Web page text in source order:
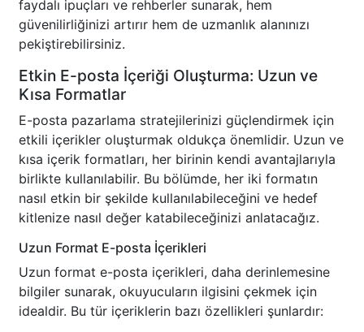
faydalı ipuçları ve rehberler sunarak, hem
güvenilirliğinizi artırır hem de uzmanlık alanınızı
pekiştirebilirsiniz.
Etkin E-posta İçeriği Oluşturma: Uzun ve
Kısa Formatlar
E-posta pazarlama stratejilerinizi güçlendirmek için
etkili içerikler oluşturmak oldukça önemlidir. Uzun ve
kısa içerik formatları, her birinin kendi avantajlarıyla
birlikte kullanılabilir. Bu bölümde, her iki formatın
nasıl etkin bir şekilde kullanılabileceğini ve hedef
kitlenize nasıl değer katabileceğinizi anlatacağız.
Uzun Format E-posta İçerikleri
Uzun format e-posta içerikleri, daha derinlemesine
bilgiler sunarak, okuyucuların ilgisini çekmek için
idealdir. Bu tür içeriklerin bazı özellikleri şunlardır: